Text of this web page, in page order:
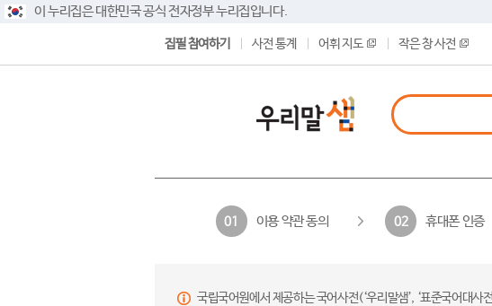
이 누리집은 대한민국 공식 전자정부 누리집입니다.
집필 참여하기 사전 통계 어휘 지도 작은 창 사전
01 이용 약관 동의 02 휴대폰 인증
국립국어원에서 제공하는 국어사전(‘우리말샘’, ‘표준국어대